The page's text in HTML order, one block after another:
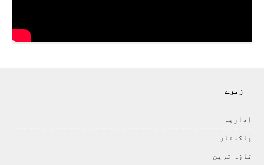
زمرے
اداريہ
پاکستان
تازہ ترين